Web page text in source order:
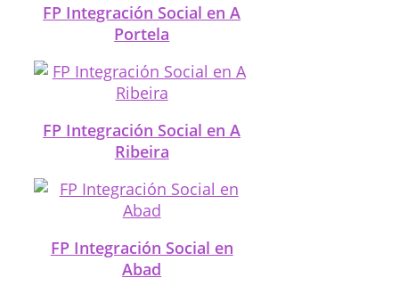
FP Integración Social en A
Portela
FP Integración Social en A
Ribeira
FP Integración Social en
Abad